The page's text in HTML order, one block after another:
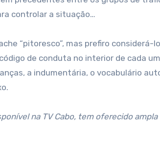
controlar a situação…
“pitoresco”, mas prefiro
de conduta no interior de cada
a indumentária, o vocabulário
na TV Cabo, tem oferecido